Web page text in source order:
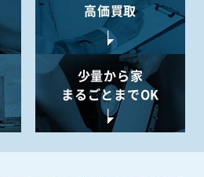
高価買取
少量から家
まるごとまでOK